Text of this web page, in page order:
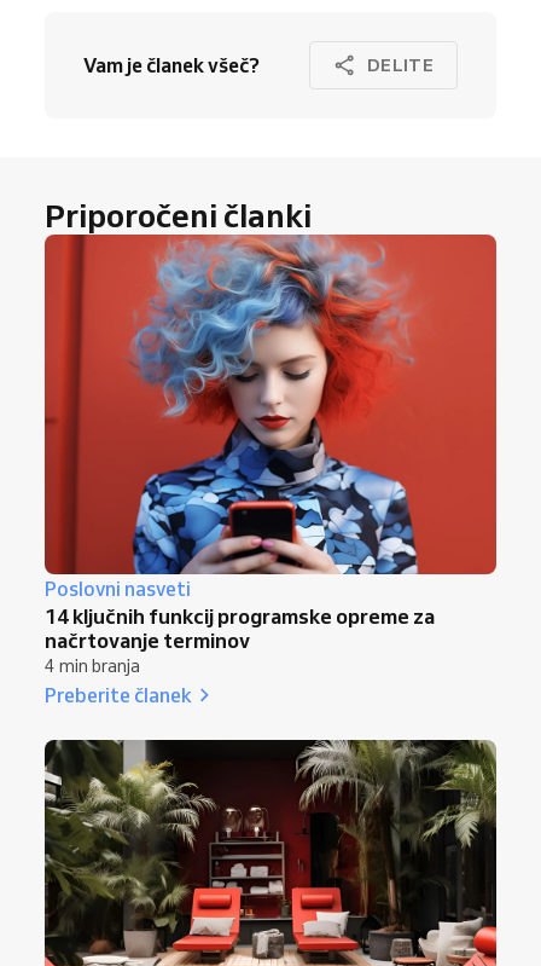
Vam je članek všeč? DELITE
Priporočeni članki
Poslovni nasveti
14 ključnih funkcij programske opreme za
načrtovanje terminov
4 min branja
Preberite članek